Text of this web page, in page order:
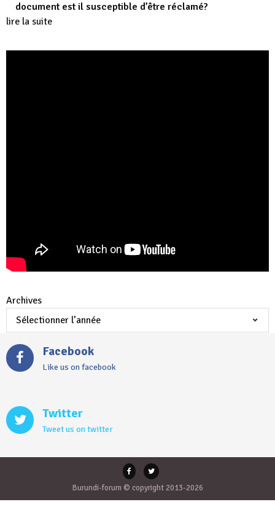
document est il susceptible d’être réclamé?
lire la suite
Archives
Facebook
Like us on facebook
Twitter
Tweet us on twitter
Burundi-forum © copyright 2013-2026